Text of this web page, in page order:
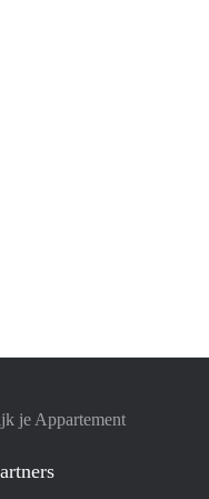
je Appartement